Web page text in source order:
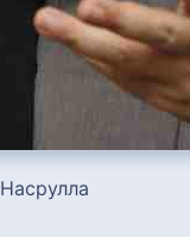
Насрулла